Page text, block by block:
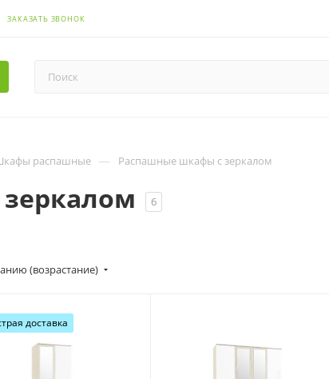
ЗАКАЗАТЬ ЗВОНОК
распашные — Распашные шкафы с зеркалом
6
(возрастание)
доставка